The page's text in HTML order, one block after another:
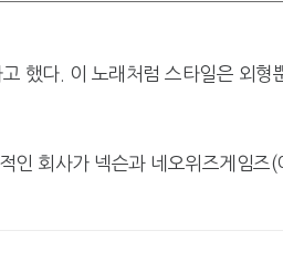
고 했다. 이 노래처럼 스타일은 외형
인 회사가 넥슨과 네오위즈게임즈(